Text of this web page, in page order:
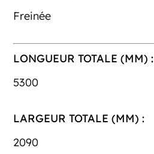
Freinée
LONGUEUR TOTALE (MM) :
5300
LARGEUR TOTALE (MM) :
2090